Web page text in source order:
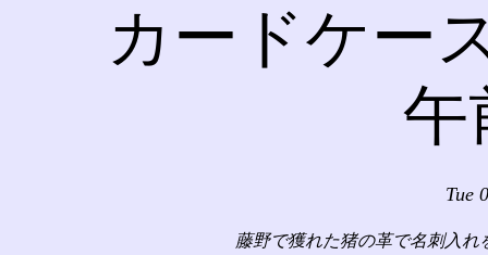
カードケー
午
Tue
藤野で獲れた猪の革で名刺入